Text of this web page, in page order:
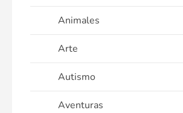
Animales
Arte
Autismo
Aventuras